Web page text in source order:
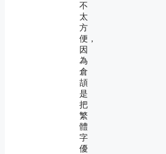
不
太
方
便，
因
為
倉
頡
是
把
繁
體
字
優